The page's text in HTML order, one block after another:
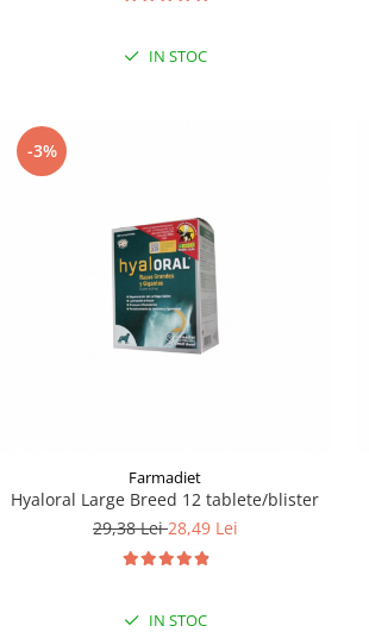
IN STOC
-3%
Farmadiet
Hyaloral Large Breed 12 tablete/blister
29,38 Lei28,49 Lei
IN STOC